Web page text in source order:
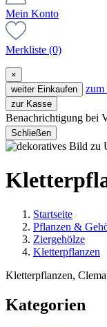
Mein Konto
Merkliste (0)
×
weiter Einkaufen
zum
zur Kasse
Benachrichtigung bei
Schließen
Startseite
Pflanzen &
Ziergehölze
Kletterpflanzen
Kletterpflanzen,
Kategorien